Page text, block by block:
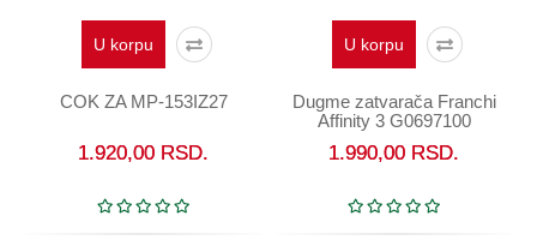
U korpu
COK ZA MP-153IZ27
1.920,00 RSD.
U korpu
Dugme zatvarača Franchi
Affinity 3 G0697100
1.990,00 RSD.